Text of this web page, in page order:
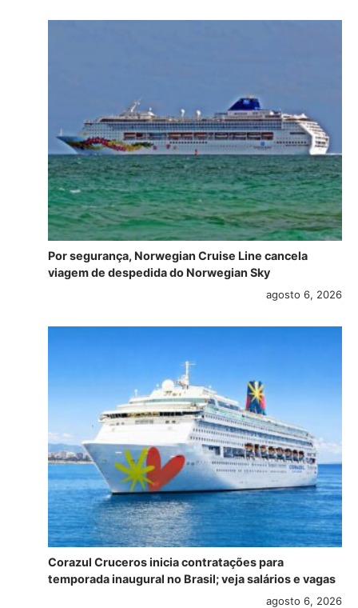
Por segurança, Norwegian Cruise Line cancela
viagem de despedida do Norwegian Sky
agosto 6, 2026
Corazul Cruceros inicia contratações para
temporada inaugural no Brasil; veja salários e vagas
agosto 6, 2026